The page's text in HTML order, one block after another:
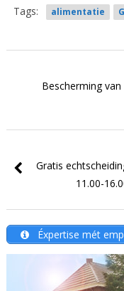
Tags: alimentatie
Bescherming
Gratis
11.00-
Éxpertise mét